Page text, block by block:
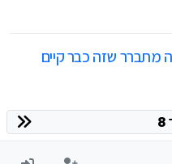
מתברר שזה כבר קיים